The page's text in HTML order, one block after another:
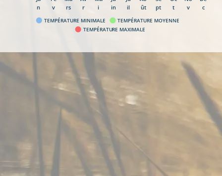
n
v
rs
r
i
in
il
ût
pt
t
v
c
TEMPÉRATURE MINIMALE
TEMPÉRATURE MOYENNE
TEMPÉRATURE MAXIMALE